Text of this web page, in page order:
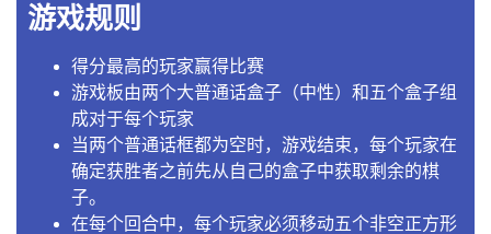
游戏规则
得分最高的玩家赢得比赛
游戏板由两个大普通话盒子（中性）和五个盒子组
成对于每个玩家
当两个普通话框都为空时，游戏结束，每个玩家在
确定获胜者之前先从自己的盒子中获取剩余的棋
子。
在每个回合中，每个玩家必须移动五个非空正方形